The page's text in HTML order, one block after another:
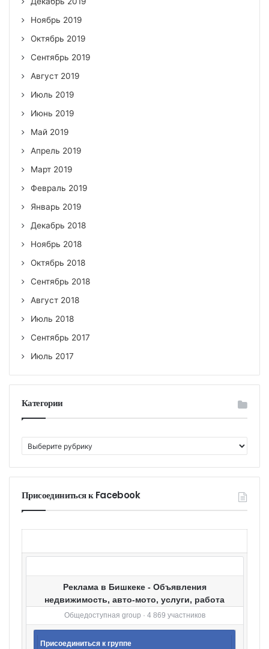
Ноябрь 2019
Октябрь 2019
Сентябрь 2019
Август 2019
Июль 2019
Июнь 2019
Май 2019
Апрель 2019
Март 2019
Февраль 2019
Январь 2019
Декабрь 2018
Ноябрь 2018
Октябрь 2018
Сентябрь 2018
Август 2018
Июль 2018
Сентябрь 2017
Июль 2017
Категории
а
т
г
и
Присоединиться к Facebook
Реклама в Бишкеке - Объявления
недвижимость, авто-мото, услуги, работа
Общедоступная group · 4 869 участников
Присоединиться к группе